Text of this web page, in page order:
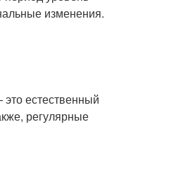
изменения.
естественный
регулярные